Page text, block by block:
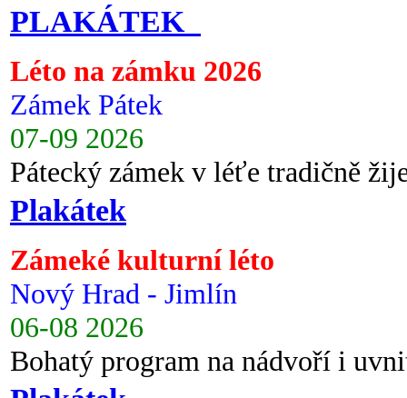
PLAKÁTEK
Léto na zámku 2026
Zámek Pátek
07-09 2026
Pátecký zámek v léťe tradičně
Plakátek
Zámeké kulturní léto
Nový Hrad - Jimlín
06-08 2026
Bohatý program na nádvoří i